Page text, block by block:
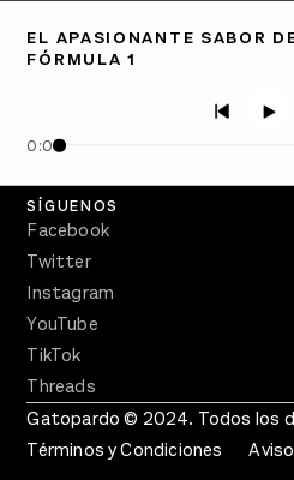
EL APASIONANTE SABOR
FÓRMULA 1
0:00
PÓDCASTS
Crecer en Distopía
SÍGUENOS
Facebook
Twitter
Instagram
YouTube
TikTok
Threads
Gatopardo © 2024. Todos los
Términos y Condiciones